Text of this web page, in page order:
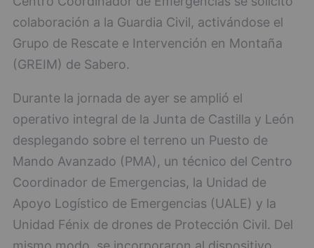
colaboración a la Guardia Civil, activándose el
Grupo de Rescate e Intervención en Montaña
(GREIM) de Sabero.
Durante la jornada de ayer se amplió el
operativo integral de la Junta de Castilla y León
desplegando sobre el terreno un Puesto de
Mando Avanzado (PMA), un técnico del Centro
Coordinador de Emergencias, la Unidad de
Apoyo Logístico de Emergencias (UALE) y la
Unidad Fénix de drones de Protección Civil. Del